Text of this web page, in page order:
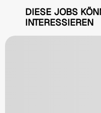
DIESE JOBS
INTERESSIEREN